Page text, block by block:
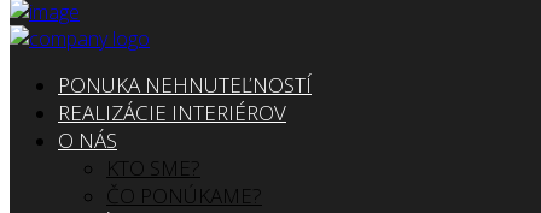
PONUKA NEHNUTEĽNOSTÍ
REALIZÁCIE INTERIÉROV
O NÁS
KTO SME?
ČO PONÚKAME?